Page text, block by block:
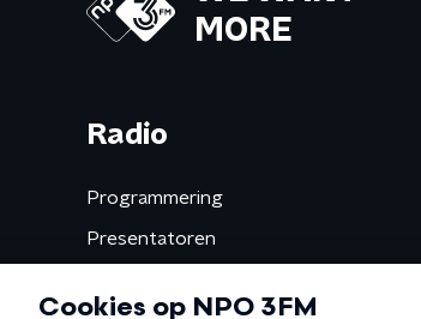
MORE
Radio
Programmering
Presentatoren